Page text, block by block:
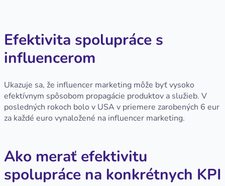
Efektivita spolupráce s
influencerom
Ukazuje sa, že influencer marketing môže byť vysoko
efektívnym spôsobom propagácie produktov a služieb. V
posledných rokoch bolo v USA v priemere zarobených 6 eur
za každé euro vynaložené na influencer marketing.
Ako merať efektivitu
spolupráce na konkrétnych KPI